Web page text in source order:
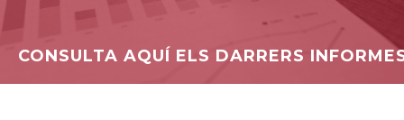
CONSULTA AQUÍ ELS DARRERS